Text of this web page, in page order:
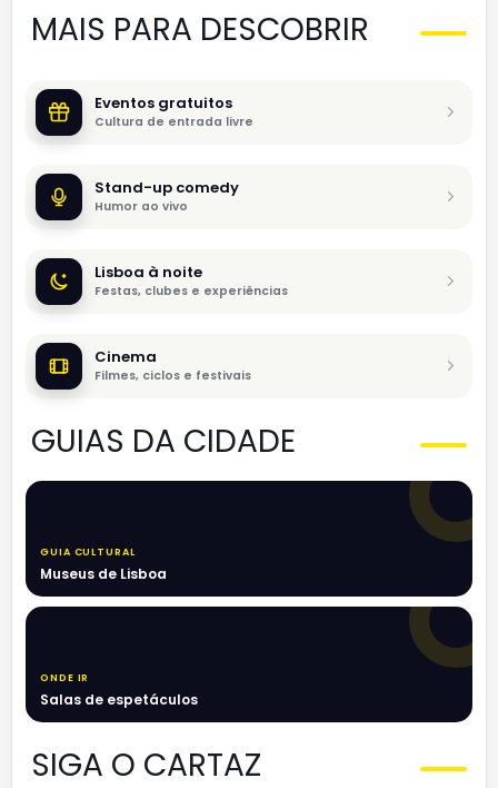
MAIS PARA DESCOBRIR
Eventos gratuitos
Cultura de entrada livre
Stand-up comedy
Humor ao vivo
Lisboa à noite
Festas, clubes e experiências
Cinema
Filmes, ciclos e festivais
GUIAS DA CIDADE
GUIA CULTURAL
Museus de Lisboa
ONDE IR
Salas de espetáculos
SIGA O CARTAZ